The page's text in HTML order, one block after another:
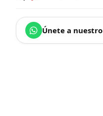
Únete a